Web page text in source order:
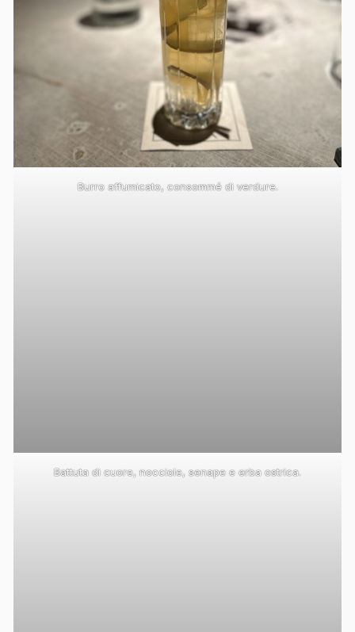
Burro affumicato, consommé di verdure.
Battuta di cuore, nocciole, senape e erba ostrica.